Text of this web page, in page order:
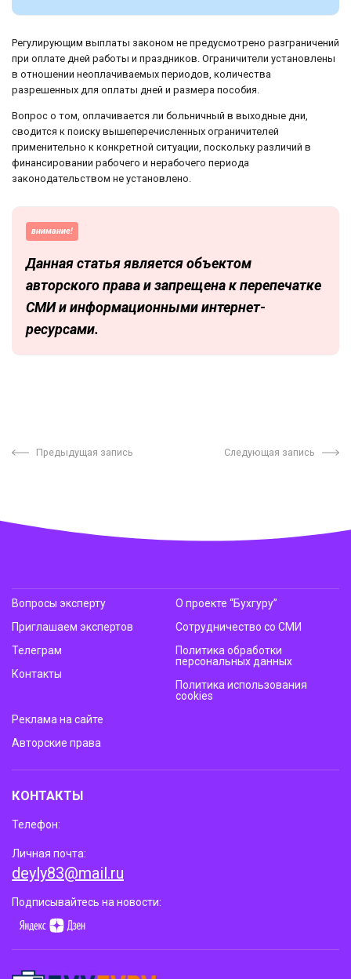
Регулирующим выплаты законом не предусмотрено разграничений
при оплате дней работы и праздников. Ограничители установлены
в отношении неоплачиваемых периодов, количества
разрешенных для оплаты дней и размера пособия.
Вопрос о том, оплачивается ли больничный в выходные дни,
сводится к поиску вышеперечисленных ограничителей
применительно к конкретной ситуации, поскольку различий в
финансировании рабочего и нерабочего периода
законодательством не установлено.
внимание!
Данная статья является объектом
авторского права и запрещена к перепечатке
СМИ и информационными интернет-
ресурсами.
Предыдущая запись Следующая запись
Вопросы эксперту
Приглашаем экспертов
Телеграм
Контакты
О проекте “Бухгуру”
Сотрудничество со СМИ
Политика обработки
персональных данных
Политика использования
cookies
Реклама на сайте
Авторские права
КОНТАКТЫ
Телефон:
Личная почта:
deyly83@mail.ru
Подписывайтесь на новости: